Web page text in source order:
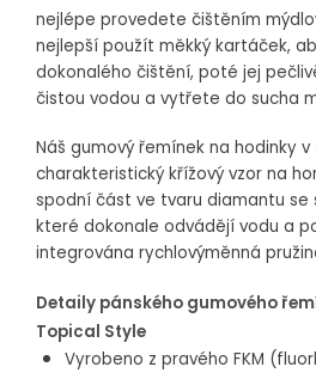
nejlépe provedete čištěním
nejlepší použít měkký kartáček,
dokonalého čištění, poté jej
čistou vodou a vytřete do sucha
Náš gumový řemínek na hodinky
charakteristický křížový vzor na
spodní část ve tvaru diamantu se
které dokonale odvádějí vodu a
integrována rychlovýměnná
Detaily pánského gumového
Topical Style
Vyrobeno z pravého FKM